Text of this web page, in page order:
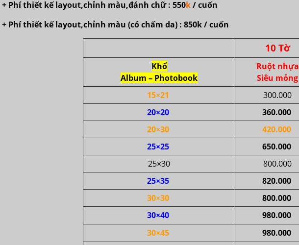
+ Phí thiết kế layout,chỉnh màu,đánh chữ : 550k/ cuốn
+ Phí thiết kế layout,chỉnh màu (có chấm da) : 850k / cuốn
10 Tờ
Khổ
Album – Photobook
Ruột nhựa
Siêu mỏng
15×21
300.000
20×20
360.000
20×30
420.000
25×25
650.000
25×30
800.000
25×35
820.000
30×30
800.000
30×40
980.000
30×45
980.000